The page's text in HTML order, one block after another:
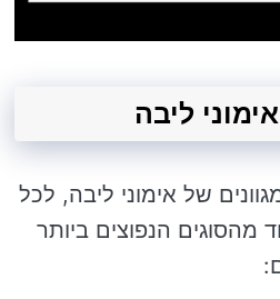
של אימוני ליבה, לכל
מהסוגים הנפוצים ביותר